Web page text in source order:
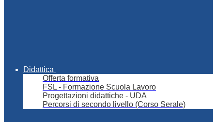
Didattica
Offerta formativa
FSL - Formazione Scuola Lavoro
Progettazioni didattiche - UDA
Percorsi di secondo livello (Corso Serale)